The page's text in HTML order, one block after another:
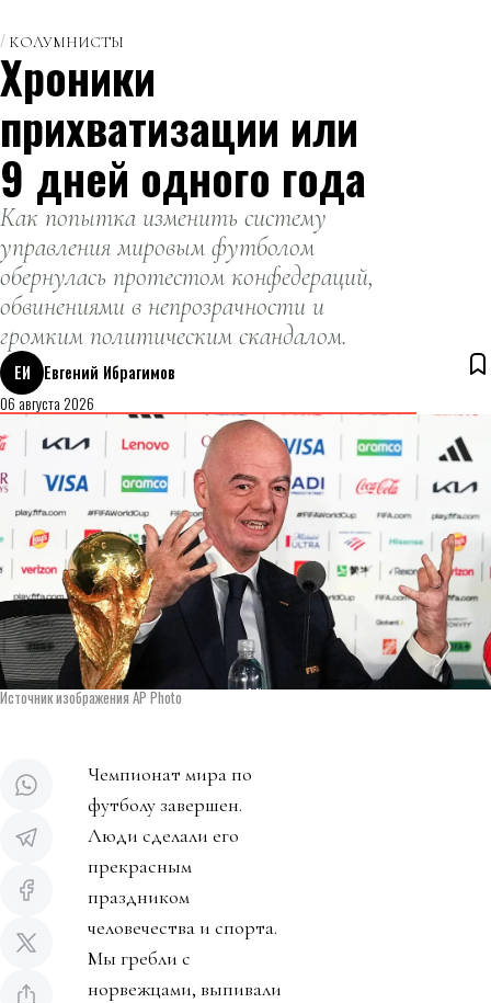
КОЛУМНИСТЫ
Хроники
прихватизации или
9 дней одного года
Как попытка изменить систему
управления мировым футболом
обернулась протестом конфедераций,
обвинениями в непрозрачности и
громким политическим скандалом.
ЕИ
Евгений Ибрагимов
06 августа 2026
Источник изображения AP Photo
Чемпионат мира по
футболу завершен.
Люди сделали его
прекрасным
праздником
человечества и спорта.
Мы гребли с
норвежцами, выпивали